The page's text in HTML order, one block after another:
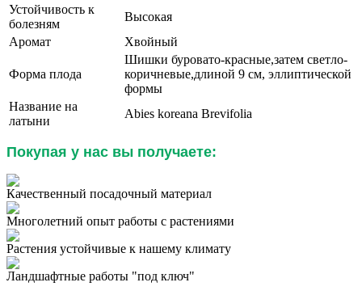
Устойчивость к
болезням
Высокая
Аромат
Хвойный
Форма плода
Шишки буровато-красные,затем светло-
коричневые,длиной 9 см, эллиптической
формы
Название на
латыни
Abies koreana Brevifolia
Покупая у нас вы получаете:
Качественный посадочный материал
Многолетний опыт работы с растениями
Растения устойчивые к нашему климату
Ландшафтные работы "под ключ"